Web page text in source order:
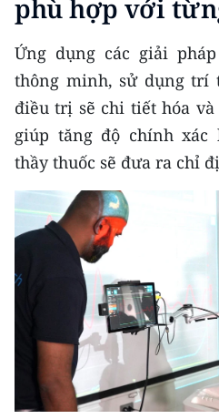
ENGLISH
中文
FRANÇAIS
РУССКИЙ
ESPAÑOL
한국어
phù hợp với
Ứng dụng các giải
thông minh, sử dụng trí
điều trị sẽ chi tiết hóa
giúp tăng độ chính
thầy thuốc sẽ đưa ra chỉ